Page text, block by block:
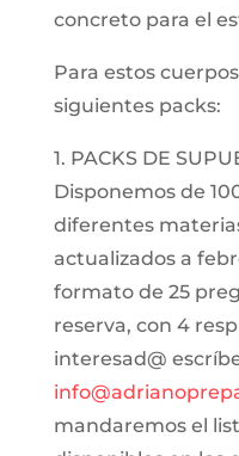
concreto para el
Para estos
siguientes packs:
1. PACKS DE
Disponemos de
diferentes
actualizados a
formato de 25
reserva, con 4
interesad@
mandaremos el